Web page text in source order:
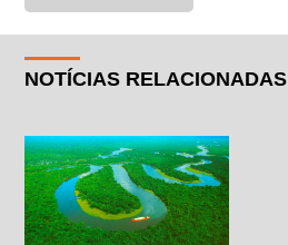
NOTÍCIAS RELACIONADAS